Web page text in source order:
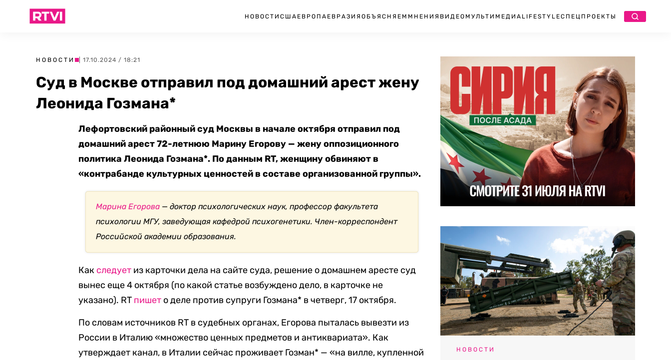
НОВОСТИ США ЕВРОПА ЕВРАЗИЯ ОБЪЯСНЯЕМ МНЕНИЯ ВИДЕО МУЛЬТИМЕДИА LIFESTYLEСПЕЦПРОЕКТЫ
НОВОСТИ | 17.10.2024 / 18:21
Суд в Москве отправил под домашний арест жену
Леонида Гозмана*
Лефортовский районный суд Москвы в начале октября отправил под
домашний арест 72-летнюю Марину Егорову — жену оппозиционного
политика Леонида Гозмана*. По данным RT, женщину обвиняют в
«контрабанде культурных ценностей в составе организованной группы».
Марина Егорова — доктор психологических наук, профессор факультета
психологии МГУ,заведующая кафедрой психогенетики. Член-корреспондент
Российской академии образования.
Как следует из карточки дела на сайте суда, решение о домашнем аресте суд
вынес еще 4 октября (по какой статье возбуждено дело, в карточке не
указано). RT пишет о деле против супруги Гозмана* в четверг, 17 октября.
По словам источников RT в судебных органах, Егорова пыталась вывезти из
России в Италию «множество ценных предметов и антиквариата». Как
утверждает канал, в Италии сейчас проживает Гозман* — «на вилле, купленной
НОВОСТИ